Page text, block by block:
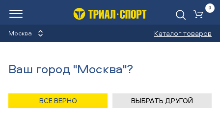
Москва Каталог товаров
0
Подпишись на новости!
Ваш город "Москва"?
ВСЕ ВЕРНО ВЫБРАТЬ ДРУГОЙ